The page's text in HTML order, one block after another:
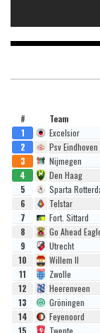
#
Team
1
Excelsior
2
Psv Eindhoven
3
Nijmegen
4
Den Haag
5
Sparta
6
Telstar
7
Fort. Sittard
8
Go Ahead
9
Utrecht
10
Willem II
11
Zwolle
12
Heerenveen
13
Gröningen
14
Feyenoord